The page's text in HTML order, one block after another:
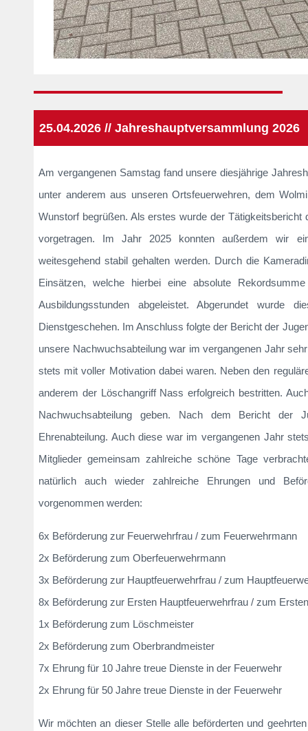
25.04.2026 // Jahreshauptversammlung 2026
Am vergangenen Samstag fand unsere diesjährige
unter anderem aus unseren Ortsfeuerwehren, dem
Wunstorf begrüßen. Als erstes wurde der
vorgetragen. Im Jahr 2025 konnten außerdem wir
weitesgehend stabil gehalten werden. Durch die
Einsätzen, welche hierbei eine absolute
Ausbildungsstunden abgeleistet. Abgerundet
Dienstgeschehen. Im Anschluss folgte der Bericht der
unsere Nachwuchsabteilung war im vergangenen Jahr
stets mit voller Motivation dabei waren. Neben den
anderem der Löschangriff Nass erfolgreich bestritten.
Nachwuchsabteilung geben. Nach dem Bericht der
Ehrenabteilung. Auch diese war im vergangenen Jahr
Mitglieder gemeinsam zahlreiche schöne Tage
natürlich auch wieder zahlreiche Ehrungen und
vorgenommen werden:
6x Beförderung zur Feuerwehrfrau / zum Feuerwehrmann
2x Beförderung zum Oberfeuerwehrmann
3x Beförderung zur Hauptfeuerwehrfrau / zum
8x Beförderung zur Ersten Hauptfeuerwehrfrau / zum
1x Beförderung zum Löschmeister
2x Beförderung zum Oberbrandmeister
7x Ehrung für 10 Jahre treue Dienste in der Feuerwehr
2x Ehrung für 50 Jahre treue Dienste in der Feuerwehr
Wir möchten an dieser Stelle alle beförderten und